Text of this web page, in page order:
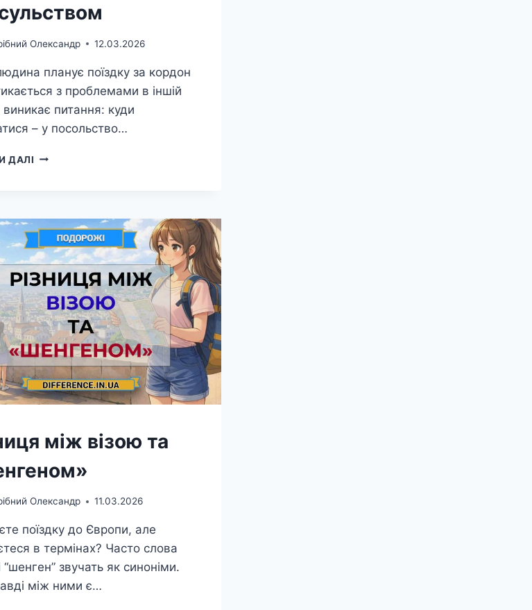
Олександр 12.03.2026
планує поїздку за кордон
з проблемами в іншій
виникає питання: куди
– у посольство…
ДАЛІ РІЗНИЦЯ
між візою та
Олександр 11.03.2026
поїздку до Європи, але
в термінах? Часто слова
і “шенген” звучать як синоніми.
між ними є…